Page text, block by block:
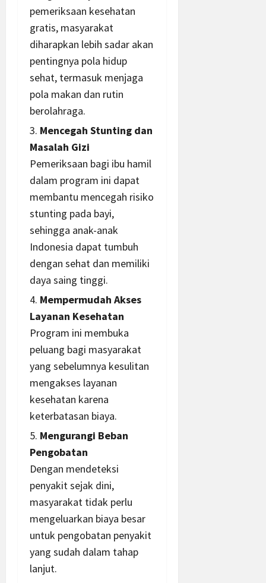
pemeriksaan kesehatan
gratis, masyarakat
diharapkan lebih sadar akan
pentingnya pola hidup
sehat, termasuk menjaga
pola makan dan rutin
berolahraga.
Mencegah Stunting dan
Masalah Gizi
Pemeriksaan bagi ibu hamil
dalam program ini dapat
membantu mencegah risiko
stunting pada bayi,
sehingga anak-anak
Indonesia dapat tumbuh
dengan sehat dan memiliki
daya saing tinggi.
Mempermudah Akses
Layanan Kesehatan
Program ini membuka
peluang bagi masyarakat
yang sebelumnya kesulitan
mengakses layanan
kesehatan karena
keterbatasan biaya.
Mengurangi Beban
Pengobatan
Dengan mendeteksi
penyakit sejak dini,
masyarakat tidak perlu
mengeluarkan biaya besar
untuk pengobatan penyakit
yang sudah dalam tahap
lanjut.